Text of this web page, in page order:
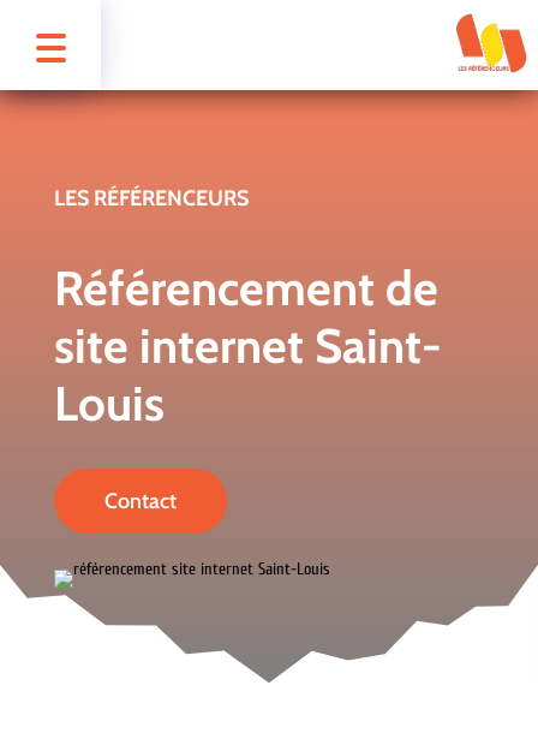
LES RÉFÉRENCEURS
Référencement de
site internet Saint-
Louis
Contact